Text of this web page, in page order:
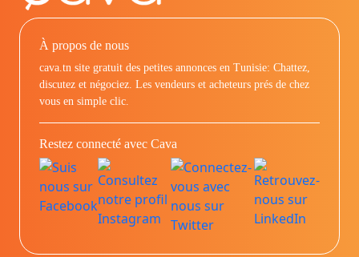
À propos de nous
cava.tn site gratuit des petites annonces en Tunisie: Chattez,
discutez et négociez. Les vendeurs et acheteurs prés de chez
vous en simple clic.
Restez connecté avec Cava